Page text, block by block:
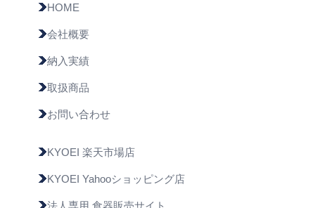
HOME
会社概要
納入実績
取扱商品
お問い合わせ
KYOEI 楽天市場店
KYOEI Yahooショッピング店
法人専用 食器販売サイト